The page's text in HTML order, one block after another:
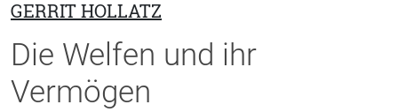
GERRIT HOLLATZ
Die Welfen und ihr
Vermögen